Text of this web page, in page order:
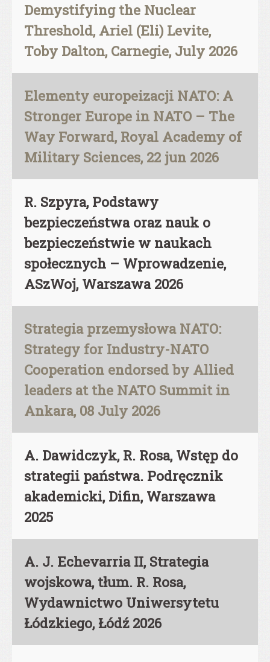
Demystifying the Nuclear
Threshold, Ariel (Eli) Levite,
Toby Dalton, Carnegie, July 2026
Elementy europeizacji NATO: A
Stronger Europe in NATO – The
Way Forward, Royal Academy of
Military Sciences, 22 jun 2026
R. Szpyra, Podstawy
bezpieczeństwa oraz nauk o
bezpieczeństwie w naukach
społecznych – Wprowadzenie,
ASzWoj, Warszawa 2026
Strategia przemysłowa NATO:
Strategy for Industry-NATO
Cooperation endorsed by Allied
leaders at the NATO Summit in
Ankara, 08 July 2026
A. Dawidczyk, R. Rosa, Wstęp do
strategii państwa. Podręcznik
akademicki, Difin, Warszawa
2025
A. J. Echevarria II, Strategia
wojskowa, tłum. R. Rosa,
Wydawnictwo Uniwersytetu
Łódzkiego, Łódź 2026